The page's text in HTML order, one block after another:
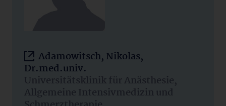
Adamowitsch, Nikolas,
Dr.med.univ.
Universitätsklinik für Anästhesie,
Allgemeine Intensivmedizin und